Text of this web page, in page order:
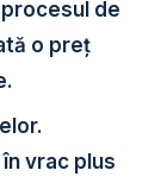
de
o preț
vrac plus